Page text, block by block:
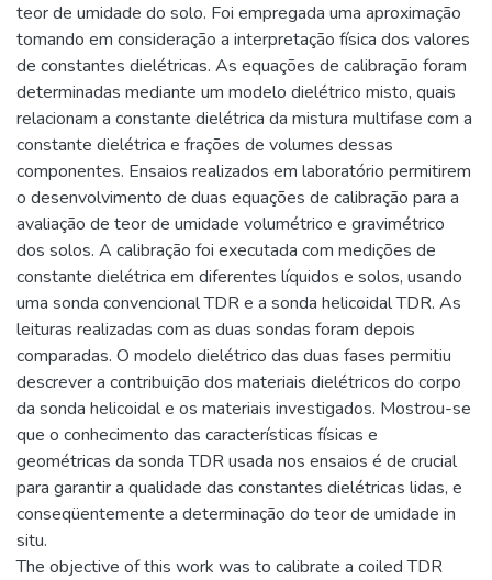
teor de umidade do solo. Foi empregada uma aproximação
tomando em consideração a interpretação física dos valores
de constantes dielétricas. As equações de calibração foram
determinadas mediante um modelo dielétrico misto, quais
relacionam a constante dielétrica da mistura multifase com a
constante dielétrica e frações de volumes dessas
componentes. Ensaios realizados em laboratório permitirem
o desenvolvimento de duas equações de calibração para a
avaliação de teor de umidade volumétrico e gravimétrico
dos solos. A calibração foi executada com medições de
constante dielétrica em diferentes líquidos e solos, usando
uma sonda convencional TDR e a sonda helicoidal TDR. As
leituras realizadas com as duas sondas foram depois
comparadas. O modelo dielétrico das duas fases permitiu
descrever a contribuição dos materiais dielétricos do corpo
da sonda helicoidal e os materiais investigados. Mostrou-se
que o conhecimento das características físicas e
geométricas da sonda TDR usada nos ensaios é de crucial
para garantir a qualidade das constantes dielétricas lidas, e
conseqüentemente a determinação do teor de umidade in
situ.
The objective of this work was to calibrate a coiled TDR